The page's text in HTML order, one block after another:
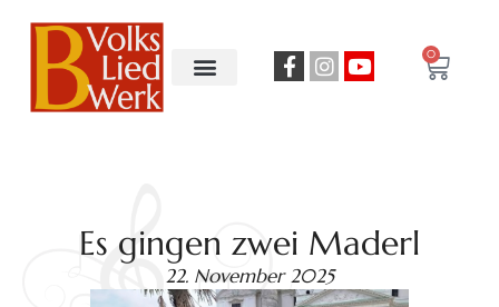
0
Es gingen zwei Maderl
22. November 2025